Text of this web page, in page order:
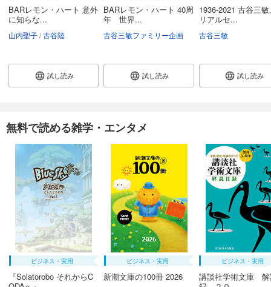
BARレモン・ハート 意外
に知らな...
山内聖子 古谷陸
試し読み
BARレモン・ハート 40周
年 世界...
古谷三敏ファミリー企画
試し読み
1936-2021 古谷三
リアルセ...
古谷三敏
試し読み
無料で読める雑学・エンタメ
ビジネス・実用
『Solatorobo それからC
ビジネス・実用
新潮文庫の100冊 2026
ビジネス・実用
講談社学術文庫 解